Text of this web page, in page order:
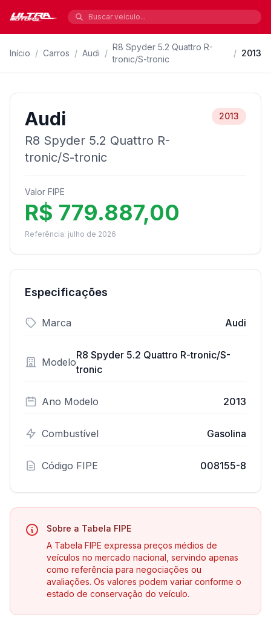
Início / Carros / Audi /
R8 Spyder 5.2 Quattro R-
tronic/S-tronic
/ 2013
Audi
R8 Spyder 5.2 Quattro R-
tronic/S-tronic
2013
Valor FIPE
R$ 779.887,00
Referência: julho de 2026
Especificações
Marca Audi
Modelo
R8 Spyder 5.2 Quattro R-tronic/S-
tronic
Ano Modelo 2013
Combustível Gasolina
Código FIPE 008155-8
Sobre a Tabela FIPE
A Tabela FIPE expressa preços médios de
veículos no mercado nacional, servindo apenas
como referência para negociações ou
avaliações. Os valores podem variar conforme o
estado de conservação do veículo.